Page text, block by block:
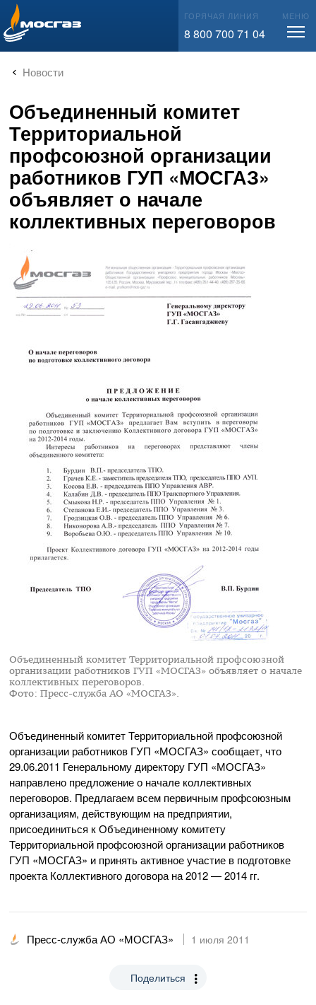
info@mos-gaz.ru ГОРЯЧАЯ ЛИНИЯ
8 800 700 71 04
МЕНЮ
Новости
Объединенный комитет
Территориальной
профсоюзной организации
работников ГУП «МОСГАЗ»
объявляет о начале
коллективных переговоров
Объединенный комитет Территориальной профсоюзной
организации работников ГУП «МОСГАЗ» объявляет о начале
коллективных переговоров.
Фото: Пресс-служба АО «МОСГАЗ».
Объединенный комитет Территориальной профсоюзной
организации работников ГУП «МОСГАЗ» сообщает, что
29.06.2011 Генеральному директору ГУП «МОСГАЗ»
направлено предложение о начале коллективных
переговоров. Предлагаем всем первичным профсоюзным
организациям, действующим на предприятии,
присоединиться к Объединенному комитету
Территориальной профсоюзной организации работников
ГУП «МОСГАЗ» и принять активное участие в подготовке
проекта Коллективного договора на 2012 — 2014 гг.
Пресс-служба АО «МОСГАЗ» 1 июля 2011
Поделиться